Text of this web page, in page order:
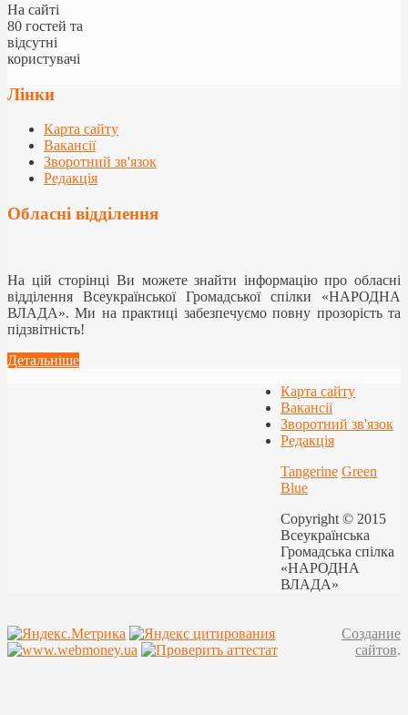
На сайті
80 гостей та
відсутні
користувачі
Лінки
Карта сайту
Вакансії
Зворотний зв'язок
Редакція
Обласні відділення
На цій сторінці Ви можете знайти інформацію про обласні
відділення Всеукраїнської Громадської спілки «НАРОДНА
ВЛАДА». Ми на практиці забезпечуємо повну прозорість та
підзвітність!
Детальніше
Карта сайту
Вакансії
Зворотний зв'язок
Редакція
Tangerine Green
Blue
Copyright © 2015
Всеукраїнська
Громадська спілка
«НАРОДНА
ВЛАДА»
Создание
сайтов.